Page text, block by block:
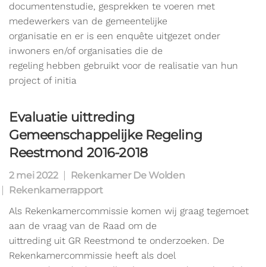
documentenstudie, gesprekken te voeren met
medewerkers van de gemeentelijke
organisatie en er is een enquête uitgezet onder
inwoners en/of organisaties die de
regeling hebben gebruikt voor de realisatie van hun
project of initia
Evaluatie uittreding
Gemeenschappelijke Regeling
Reestmond 2016-2018
2 mei 2022
Rekenkamer De Wolden
Rekenkamerrapport
Als Rekenkamercommissie komen wij graag tegemoet
aan de vraag van de Raad om de
uittreding uit GR Reestmond te onderzoeken. De
Rekenkamercommissie heeft als doel